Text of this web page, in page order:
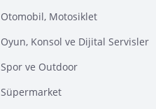
Otomobil, Motosiklet
Oyun, Konsol ve Dijital Servisler
Spor ve Outdoor
Süpermarket